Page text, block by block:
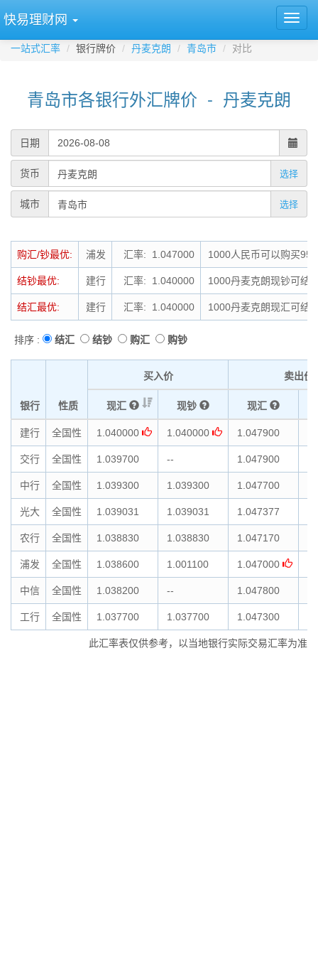
快易理财网
一站式汇率 银行牌价 丹麦克朗 青岛市 对比
青岛市各银行外汇牌价 - 丹麦克朗
日期
货币 选择
城市 选择
购汇/钞最优: 浦发 汇率: 1.047000 1000人民币可以购买
结钞最优: 建行 汇率: 1.040000 1000丹麦克朗现钞可结
结汇最优: 建行 汇率: 1.040000 1000丹麦克朗现汇可结
排序 : 结汇 结钞 购汇 购钞
银行 性质
买入价 卖出价
现汇 现钞 现汇
建行 全国性 1.040000 1.040000 1.047900
交行 全国性 1.039700 -- 1.047900
中行 全国性 1.039300 1.039300 1.047700
光大 全国性 1.039031 1.039031 1.047377
农行 全国性 1.038830 1.038830 1.047170
浦发 全国性 1.038600 1.001100 1.047000
中信 全国性 1.038200 -- 1.047800
工行 全国性 1.037700 1.037700 1.047300
此汇率表仅供参考，以当地银行实际交易汇率为准